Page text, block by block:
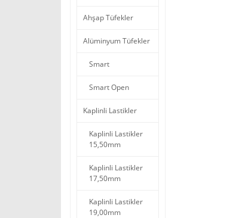
Ahşap Tüfekler
Alüminyum Tüfekler
Smart
Smart Open
Kaplinli Lastikler
Kaplinli Lastikler
15,50mm
Kaplinli Lastikler
17,50mm
Kaplinli Lastikler
19,00mm